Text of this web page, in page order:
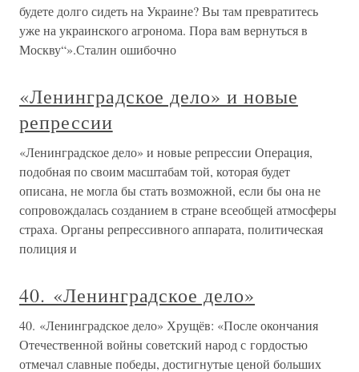
будете долго сидеть на Украине? Вы там превратитесь
уже на украинского агронома. Пора вам вернуться в
Москву“».Сталин ошибочно
«Ленинградское дело» и новые
репрессии
«Ленинградское дело» и новые репрессии Операция,
подобная по своим масштабам той, которая будет
описана, не могла бы стать возможной, если бы она не
сопровождалась созданием в стране всеобщей атмосферы
страха. Органы репрессивного аппарата, политическая
полиция и
40. «Ленинградское дело»
40. «Ленинградское дело» Хрущёв: «После окончания
Отечественной войны советский народ с гордостью
отмечал славные победы, достигнутые ценой больших